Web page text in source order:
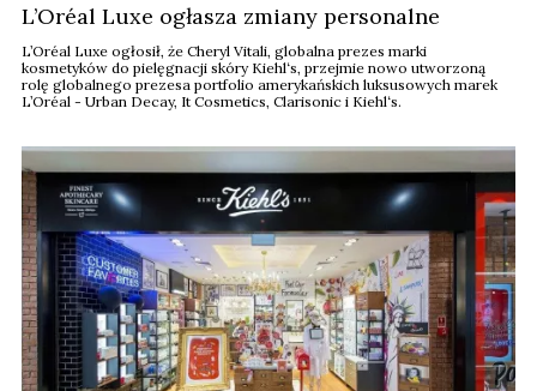
L’Oréal Luxe ogłasza zmiany personalne
L’Oréal Luxe ogłosił, że Cheryl Vitali, globalna prezes marki
kosmetyków do pielęgnacji skóry Kiehl‘s, przejmie nowo utworzoną
rolę globalnego prezesa portfolio amerykańskich luksusowych marek
L’Oréal - Urban Decay, It Cosmetics, Clarisonic i Kiehl‘s.